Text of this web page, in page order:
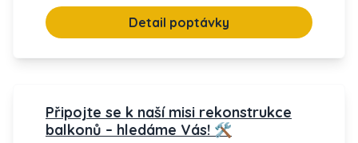
Detail poptávky
Připojte se k naší misi rekonstrukce
balkonů – hledáme Vás! 🛠️